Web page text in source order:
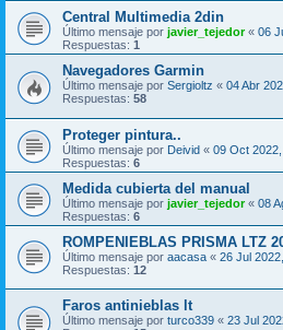
Central Multimedia 2din
Último mensaje por javier_tejedor« 06
Respuestas: 1
Navegadores Garmin
Último mensaje por Sergioltz « 04 Abr
Respuestas: 58
Proteger pintura..
Último mensaje por Deivid « 09 Oct
Respuestas: 6
Medida cubierta del manual
Último mensaje por javier_tejedor« 08
Respuestas: 6
ROMPENIEBLAS PRISMA LTZ
Último mensaje por aacasa « 26 Jul
Respuestas: 12
Faros antinieblas lt
Último mensaje por turco339 « 23 Jul